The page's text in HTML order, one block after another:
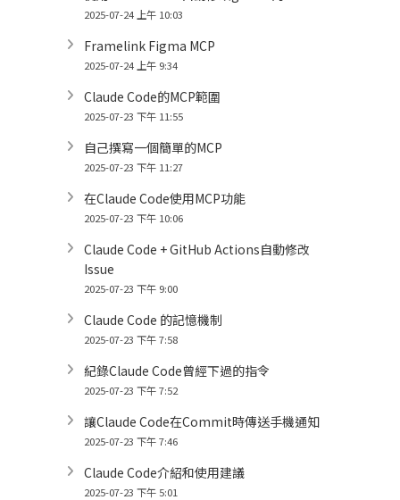
2025-07-24 上午 10:03
Framelink Figma MCP
2025-07-24 上午 9:34
Claude Code的MCP範圍
2025-07-23 下午 11:55
自己撰寫一個簡單的MCP
2025-07-23 下午 11:27
在Claude Code使用MCP功能
2025-07-23 下午 10:06
Claude Code + GitHub Actions自動修改
Issue
2025-07-23 下午 9:00
Claude Code 的記憶機制
2025-07-23 下午 7:58
紀錄Claude Code曾經下過的指令
2025-07-23 下午 7:52
讓Claude Code在Commit時傳送手機通知
2025-07-23 下午 7:46
Claude Code介紹和使用建議
2025-07-23 下午 5:01